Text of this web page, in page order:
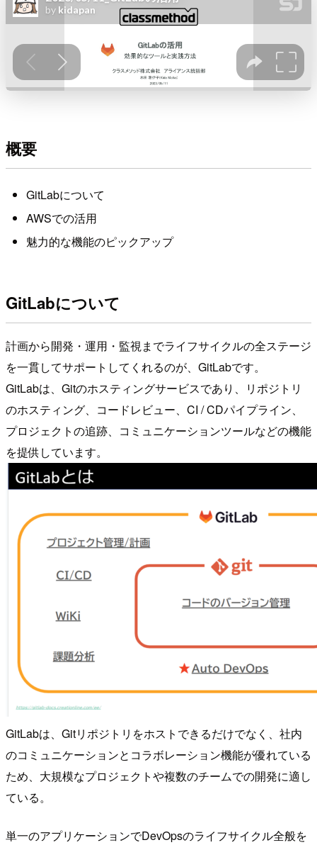
概要
GitLabについて
AWSでの活用
魅力的な機能のピックアップ
GitLabについて
計画から開発・運用・監視までライフサイクルの全ステージ
を一貫してサポートしてくれるのが、GitLabです。
GitLabは、Gitのホスティングサービスであり、リポジトリ
のホスティング、コードレビュー、CI / CDパイプライン、
プロジェクトの追跡、コミュニケーションツールなどの機能
を提供しています。
GitLabは、Gitリポジトリをホストできるだけでなく、社内
のコミュニケーションとコラボレーション機能が優れている
ため、大規模なプロジェクトや複数のチームでの開発に適し
ている。
単一のアプリケーションでDevOpsのライフサイクル全般を